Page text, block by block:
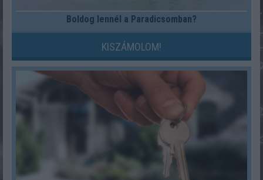
Boldog lennél a Paradicsomban?
KISZÁMOLOM!